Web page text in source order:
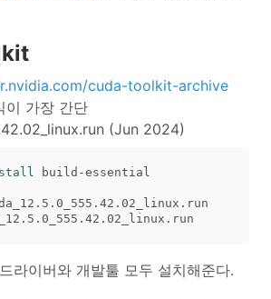
cuda-toolkit-archive
가장 간단
(Jun 2024)
라이버와 개발툴 모두 설치해준다.